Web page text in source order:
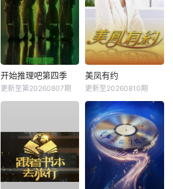
开始推理吧第四季
更新至第20260807期
美凤有约
更新至20260810期